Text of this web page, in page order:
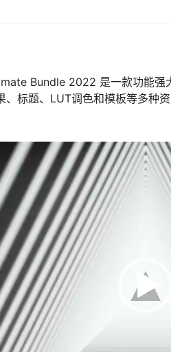
Bundle 2022 是一款功能强
、标题、LUT调色和模板等多种